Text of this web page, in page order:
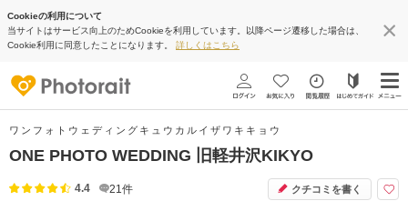
Cookieの利用について
当サイトはサービス向上のためCookieを利用しています。以降ページ遷移した場合は、
Cookie利用に同意したことになります。 詳しくはこちら
ワンフォトウェディングキュウカルイザワキキョウ
ONE PHOTO WEDDING 旧軽井沢KIKYO
4.4 21 件 クチコミを書く